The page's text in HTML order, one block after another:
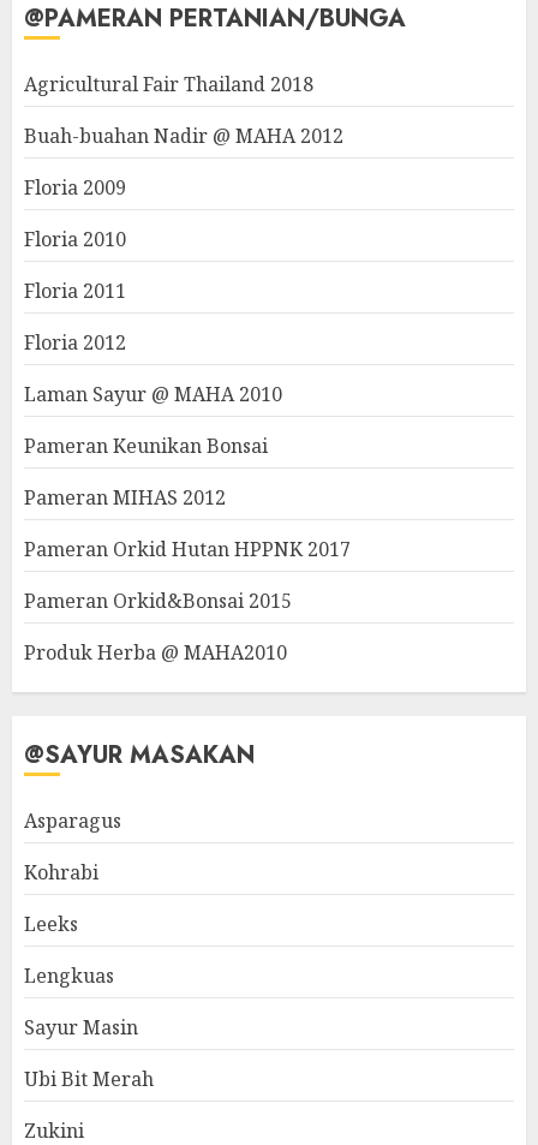
@PAMERAN PERTANIAN/BUNGA
Agricultural Fair Thailand 2018
Buah-buahan Nadir @ MAHA 2012
Floria 2009
Floria 2010
Floria 2011
Floria 2012
Laman Sayur @ MAHA 2010
Pameran Keunikan Bonsai
Pameran MIHAS 2012
Pameran Orkid Hutan HPPNK 2017
Pameran Orkid&Bonsai 2015
Produk Herba @ MAHA2010
@SAYUR MASAKAN
Asparagus
Kohrabi
Leeks
Lengkuas
Sayur Masin
Ubi Bit Merah
Zukini